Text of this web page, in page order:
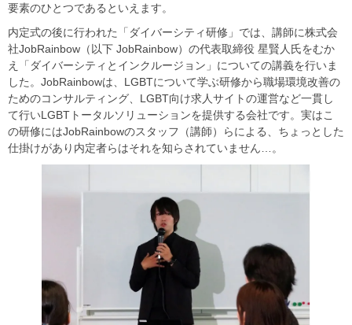
要素のひとつであるといえます。
内定式の後に行われた「ダイバーシティ研修」では、講師に株式会
社JobRainbow（以下 JobRainbow）の代表取締役 星賢人氏をむか
え「ダイバーシティとインクルージョン」についての講義を行いま
した。JobRainbowは、LGBTについて学ぶ研修から職場環境改善の
ためのコンサルティング、LGBT向け求人サイトの運営など一貫し
て行いLGBTトータルソリューションを提供する会社です。実はこ
の研修にはJobRainbowのスタッフ（講師）らによる、ちょっとした
仕掛けがあり内定者らはそれを知らされていません…。